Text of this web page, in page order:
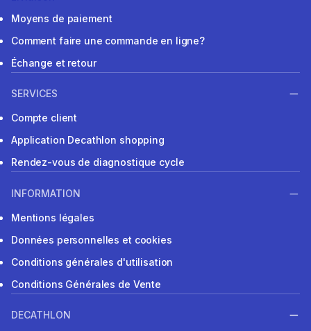
Moyens de paiement
Comment faire une commande en ligne?
Échange et retour
SERVICES
Compte client
Application Decathlon shopping
Rendez-vous de diagnostique cycle
INFORMATION
Mentions légales
Données personnelles et cookies
Conditions générales d'utilisation
Conditions Générales de Vente
DECATHLON